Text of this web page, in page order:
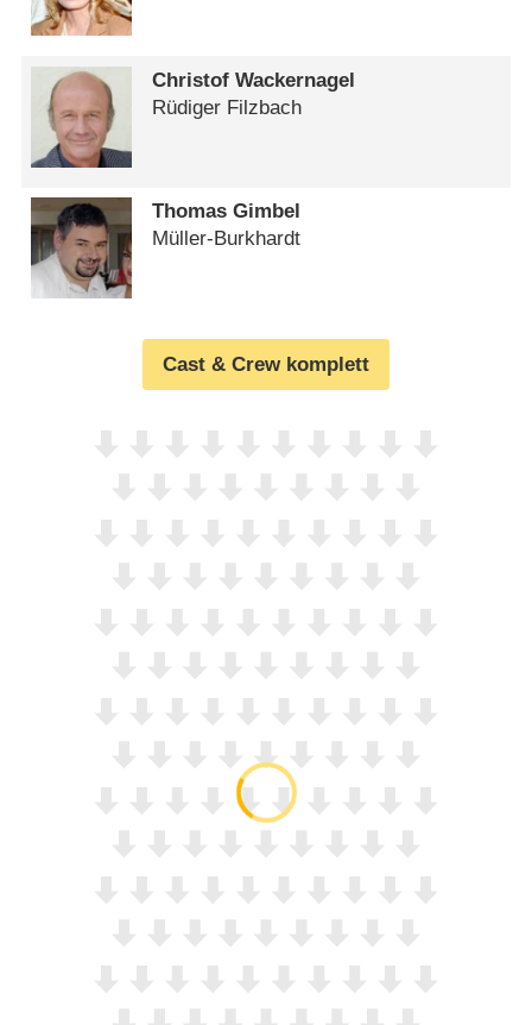
Christof Wackernagel
Rüdiger Filzbach
Thomas Gimbel
Müller-Burkhardt
Cast & Crew komplett